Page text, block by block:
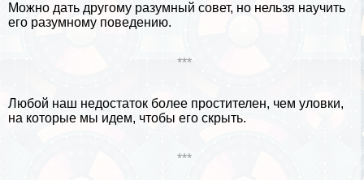
Можно дать другому разумный совет, но нельзя научить
его разумному поведению.
***
Любой наш недостаток более простителен, чем уловки,
на которые мы идем, чтобы его скрыть.
***